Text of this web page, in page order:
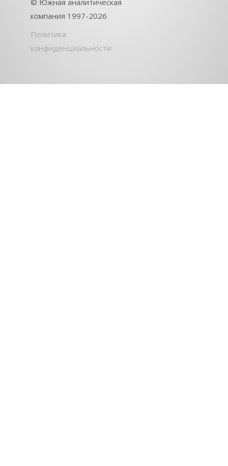
© Южная аналитическая
компания 1997-2026
Политика
конфиденциальности